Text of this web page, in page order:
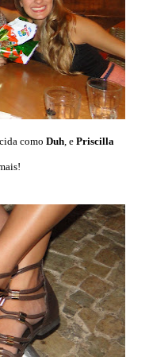
como Duh, e Priscilla